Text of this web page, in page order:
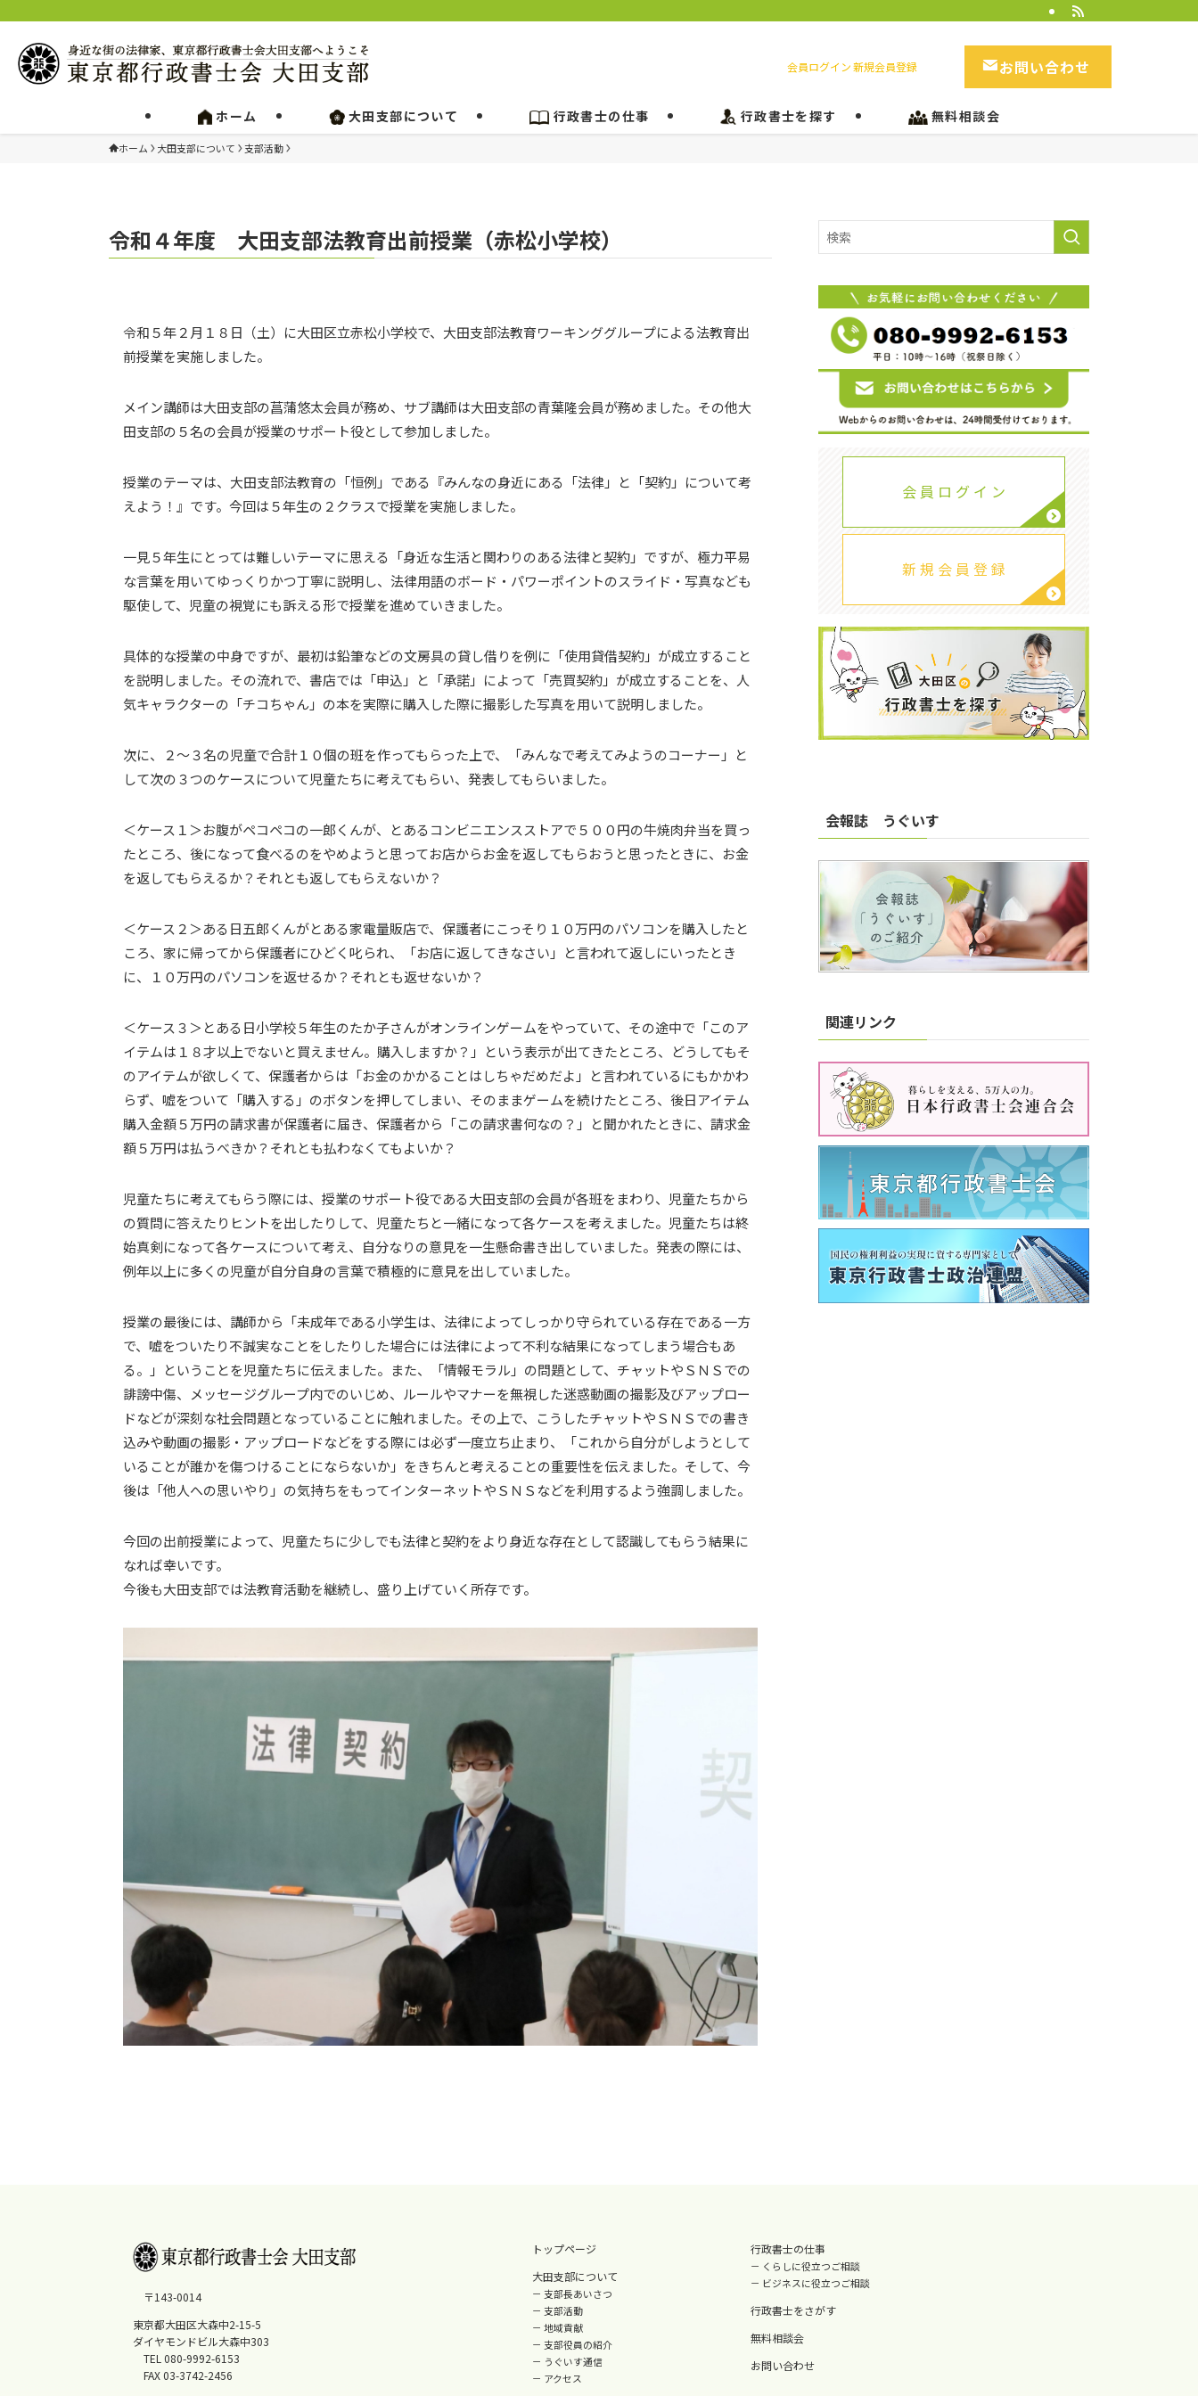
ホーム 大田支部について 行政書士の仕事 行政書士を探す 無料相談会
会員ログイン新規会員登録 お問い合わせ
ホーム 大田支部について 支部活動
令和４年度 大田支部法教育出前授業（赤松小学校）
令和５年２月１８日（土）に大田区立赤松小学校で、大田支部法教育ワーキンググループによる法教育出
前授業を実施しました。
メイン講師は大田支部の菖蒲悠太会員が務め、サブ講師は大田支部の青葉隆会員が務めました。その他大
田支部の５名の会員が授業のサポート役として参加しました。
授業のテーマは、大田支部法教育の「恒例」である『みんなの身近にある「法律」と「契約」について考
えよう！』です。今回は５年生の２クラスで授業を実施しました。
一見５年生にとっては難しいテーマに思える「身近な生活と関わりのある法律と契約」ですが、極力平易
な言葉を用いてゆっくりかつ丁寧に説明し、法律用語のボード・パワーポイントのスライド・写真なども
駆使して、児童の視覚にも訴える形で授業を進めていきました。
具体的な授業の中身ですが、最初は鉛筆などの文房具の貸し借りを例に「使用貸借契約」が成立すること
を説明しました。その流れで、書店では「申込」と「承諾」によって「売買契約」が成立することを、人
気キャラクターの「チコちゃん」の本を実際に購入した際に撮影した写真を用いて説明しました。
次に、２～３名の児童で合計１０個の班を作ってもらった上で、「みんなで考えてみようのコーナー」と
して次の３つのケースについて児童たちに考えてもらい、発表してもらいました。
＜ケース１＞お腹がペコペコの一郎くんが、とあるコンビニエンスストアで５００円の牛焼肉弁当を買っ
たところ、後になって食べるのをやめようと思ってお店からお金を返してもらおうと思ったときに、お金
を返してもらえるか？それとも返してもらえないか？
＜ケース２＞ある日五郎くんがとある家電量販店で、保護者にこっそり１０万円のパソコンを購入したと
ころ、家に帰ってから保護者にひどく叱られ、「お店に返してきなさい」と言われて返しにいったとき
に、１０万円のパソコンを返せるか？それとも返せないか？
＜ケース３＞とある日小学校５年生のたか子さんがオンラインゲームをやっていて、その途中で「このア
イテムは１８才以上でないと買えません。購入しますか？」という表示が出てきたところ、どうしてもそ
のアイテムが欲しくて、保護者からは「お金のかかることはしちゃだめだよ」と言われているにもかかわ
らず、嘘をついて「購入する」のボタンを押してしまい、そのままゲームを続けたところ、後日アイテム
購入金額５万円の請求書が保護者に届き、保護者から「この請求書何なの？」と聞かれたときに、請求金
額５万円は払うべきか？それとも払わなくてもよいか？
児童たちに考えてもらう際には、授業のサポート役である大田支部の会員が各班をまわり、児童たちから
の質問に答えたりヒントを出したりして、児童たちと一緒になって各ケースを考えました。児童たちは終
始真剣になって各ケースについて考え、自分なりの意見を一生懸命書き出していました。発表の際には、
例年以上に多くの児童が自分自身の言葉で積極的に意見を出していました。
授業の最後には、講師から「未成年である小学生は、法律によってしっかり守られている存在である一方
で、嘘をついたり不誠実なことをしたりした場合には法律によって不利な結果になってしまう場合もあ
る。」ということを児童たちに伝えました。また、「情報モラル」の問題として、チャットやＳＮＳでの
誹謗中傷、メッセージグループ内でのいじめ、ルールやマナーを無視した迷惑動画の撮影及びアップロー
ドなどが深刻な社会問題となっていることに触れました。その上で、こうしたチャットやＳＮＳでの書き
込みや動画の撮影・アップロードなどをする際には必ず一度立ち止まり、「これから自分がしようとして
いることが誰かを傷つけることにならないか」をきちんと考えることの重要性を伝えました。そして、今
後は「他人への思いやり」の気持ちをもってインターネットやＳＮＳなどを利用するよう強調しました。
今回の出前授業によって、児童たちに少しでも法律と契約をより身近な存在として認識してもらう結果に
なれば幸いです。
今後も大田支部では法教育活動を継続し、盛り上げていく所存です。
会 員 ロ グ イ ン
新 規 会 員 登 録
会報誌 うぐいす
関連リンク
〒143-0014
東京都大田区大森中2-15-5
ダイヤモンドビル大森中303
TEL 080-9992-6153
FAX 03-3742-2456
トップページ
大田支部について
－ 支部長あいさつ
－ 支部活動
－地域貢献
－ 支部役員の紹介
－ うぐいす通信
－ アクセス
行政書士の仕事
－ くらしに役立つご相談
－ ビジネスに役立つご相談
行政書士をさがす
無料相談会
お問い合わせ